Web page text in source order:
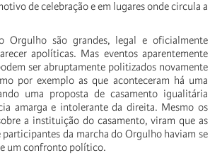
de celebração e em lugares onde circula a
Orgulho são grandes, legal e oficialmente
apolíticas. Mas eventos aparentemente
ser abruptamente politizados novamente
por exemplo as que aconteceram há uma
uma proposta de casamento igualitária
amarga e intolerante da direita. Mesmo os
a instituição do casamento, viram que as
participantes da marcha do Orgulho haviam se
um confronto político.